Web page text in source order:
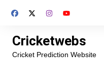
Cricketwebs
Cricket Prediction Website